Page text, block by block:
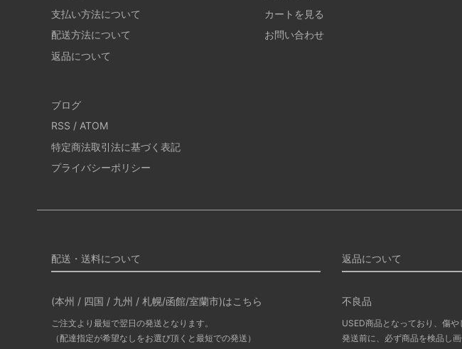
支払い方法について
配送方法について
返品について
カートを見る
お問い合わせ
ブログ
RSS / ATOM
特定商法取引法に基づく表記
プライバシーポリシー
配送・送料について
(本州 / 四国 / 九州 / 札幌/函館/室蘭市)はこちら
ご注文より最短で翌日の発送となります。
（配達指定が希望なしをお選び頂くと最短での発送）
返品について
不良品
USED商品となっており、傷や
発送前に、必ず商品を検品し